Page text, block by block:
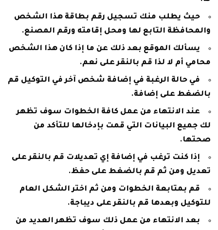
حيث يطلب منك تسجيل رقم بطاقة هذا الشخص
والمحافظة التابع لها ومحل إقامته ورقم المصنع.
يسألك الموقع بعد ذلك عن ما إذا كان هذا الشخص
محامي أم لا لذا قم بالنقر على نعم.
في حالة الرغبة في إضافة شخص آخر في التوكيل قم
بالضغط على إضافة.
عند الانتهاء من عمل كافة الخطوات سوف تظهر
لك جميع البيانات التي قمت بإدخالها للتأكد من
صحتها.
إذا كنت ترغب في إضافة إي تعديلات قم بالنقر على
تعديل ومن ثم قم بالضغط على حفظ.
قم بمتابعة الخطوات ومن ثم اختر الشكل العام
للتوكيل وبعدها قم بالنقر على ديباجة.
بعد الانتهاء من عمل ذلك سوف تظهر العديد من